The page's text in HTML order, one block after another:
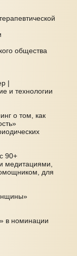
общества
|
и технологии
о том, как
90+
медитациями,
для
в номинации